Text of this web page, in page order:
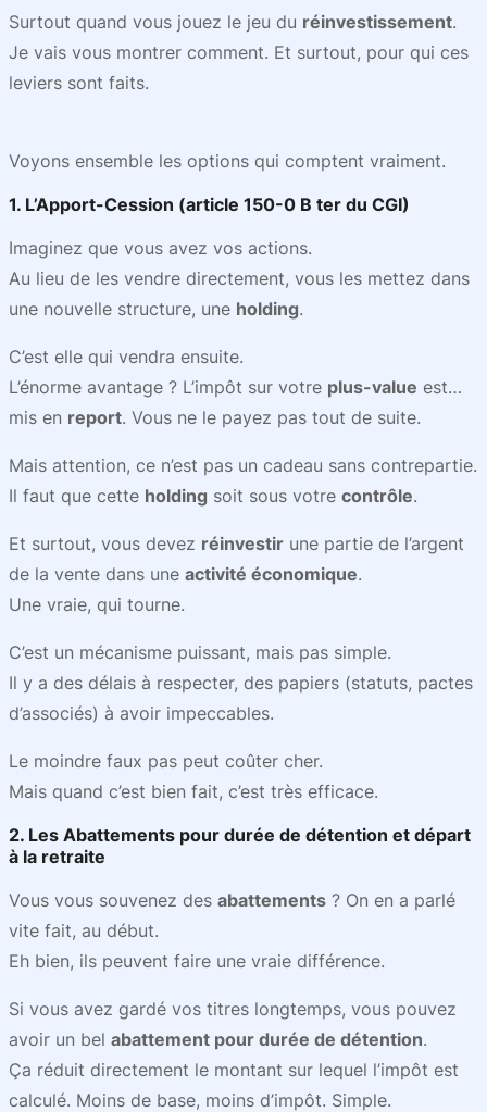
Surtout quand vous jouez le jeu du réinvestissement.
Je vais vous montrer comment. Et surtout, pour qui ces
leviers sont faits.
Voyons ensemble les options qui comptent vraiment.
1. L’Apport-Cession (article 150-0 B ter du CGI)
Imaginez que vous avez vos actions.
Au lieu de les vendre directement, vous les mettez dans
une nouvelle structure, une holding.
C’est elle qui vendra ensuite.
L’énorme avantage ? L’impôt sur votre plus-value est…
mis en report. Vous ne le payez pas tout de suite.
Mais attention, ce n’est pas un cadeau sans contrepartie.
Il faut que cette holding soit sous votre contrôle.
Et surtout, vous devez réinvestir une partie de l’argent
de la vente dans une activité économique.
Une vraie, qui tourne.
C’est un mécanisme puissant, mais pas simple.
Il y a des délais à respecter, des papiers (statuts, pactes
d’associés) à avoir impeccables.
Le moindre faux pas peut coûter cher.
Mais quand c’est bien fait, c’est très efficace.
2. Les Abattements pour durée de détention et départ
à la retraite
Vous vous souvenez des abattements ? On en a parlé
vite fait, au début.
Eh bien, ils peuvent faire une vraie différence.
Si vous avez gardé vos titres longtemps, vous pouvez
avoir un bel abattement pour durée de détention.
Ça réduit directement le montant sur lequel l’impôt est
calculé. Moins de base, moins d’impôt. Simple.